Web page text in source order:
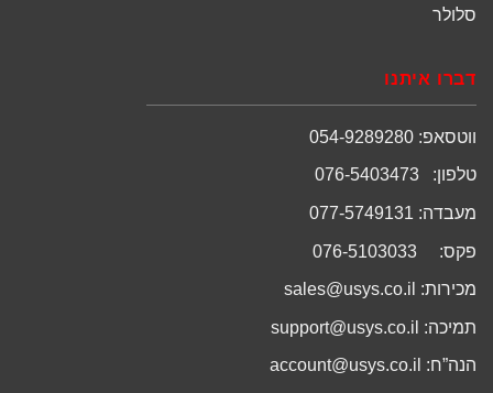
סלולר
דברו איתנו
ווטסאפ: 054-9289280
טלפון: 076-5403473
מעבדה: 077-5749131
פקס: 076-5103033
מכירות: sales@usys.co.il
תמיכה: support@usys.co.il
הנה”ח: account@usys.co.il